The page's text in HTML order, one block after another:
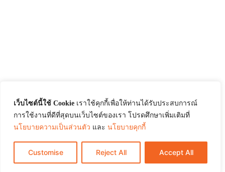
เว็บไซต์นี้ใช้ Cookie เราใช้คุกกี้เพื่อให้ท่านได้รับประสบการณ์
การใช้งานที่ดีที่สุดบนเว็บไซต์ของเรา โปรดศึกษาเพิ่มเติมที่
นโยบายความเป็นส่วนตัว และ นโยบายคุกกี้
Customise Reject All Accept All